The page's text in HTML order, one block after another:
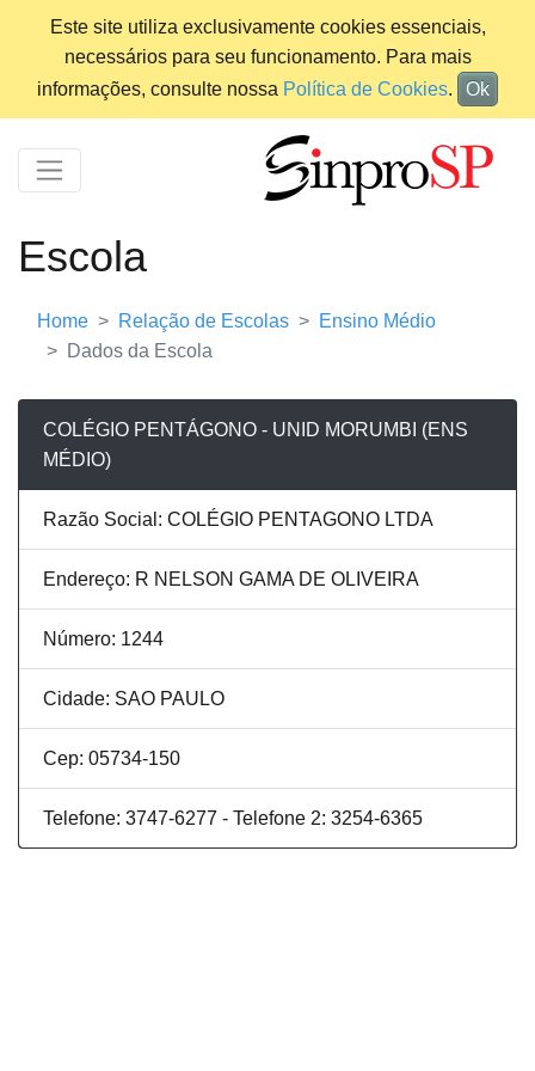
Este site utiliza exclusivamente cookies essenciais,
necessários para seu funcionamento. Para mais
informações, consulte nossa Política de Cookies. Ok
Escola
Home Relação de Escolas
Ensino Médio
Dados da Escola
COLÉGIO PENTÁGONO - UNID MORUMBI (ENS
MÉDIO)
Razão Social: COLÉGIO PENTAGONO LTDA
Endereço: R NELSON GAMA DE OLIVEIRA
Número: 1244
Cidade: SAO PAULO
Cep: 05734-150
Telefone: 3747-6277 - Telefone 2: 3254-6365